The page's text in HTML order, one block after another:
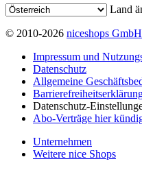
Land
© 2010-2026 niceshops GmbH
Impressum und
Datenschutz
Allgemeine
Datenschutz-
Abo-Verträge hier
Unternehmen
Weitere nice Shops